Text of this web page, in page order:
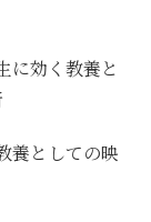
に効く教養と
養としての映